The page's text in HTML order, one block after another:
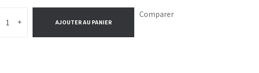
+ AJOUTER AU PANIER
Comparer